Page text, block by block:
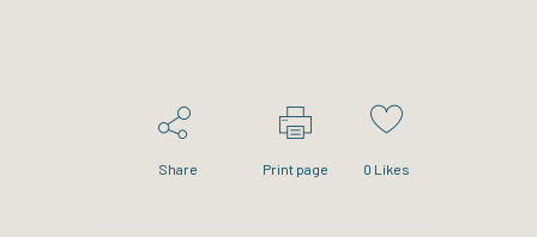
Share Print page 0 Likes